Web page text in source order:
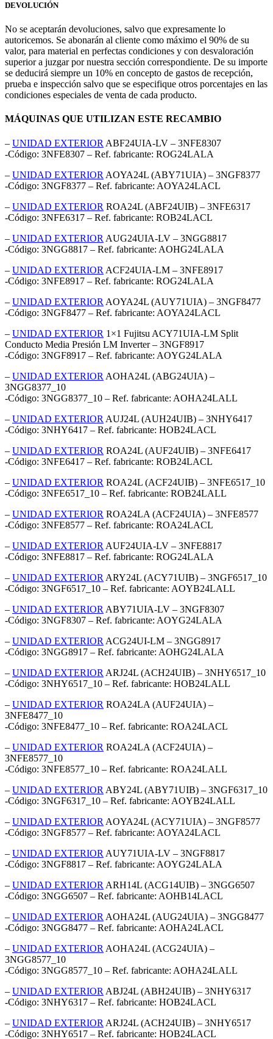
DEVOLUCIÓN
No se aceptarán devoluciones, salvo que expresamente lo
autoricemos. Se abonarán al cliente como máximo el 90% de su
valor, para material en perfectas condiciones y con desvaloración
superior a juzgar por nuestra sección correspondiente. De su importe
se deducirá siempre un 10% en concepto de gastos de recepción,
prueba e inspección salvo que se especifique otros porcentajes en las
condiciones especiales de venta de cada producto.
MÁQUINAS QUE UTILIZAN ESTE RECAMBIO
– UNIDAD EXTERIOR ABF24UIA-LV – 3NFE8307
-Código: 3NFE8307 – Ref. fabricante: ROG24LALA
– UNIDAD EXTERIOR AOYA24L (ABY71UIA) – 3NGF8377
-Código: 3NGF8377 – Ref. fabricante: AOYA24LACL
– UNIDAD EXTERIOR ROA24L (ABF24UIB) – 3NFE6317
-Código: 3NFE6317 – Ref. fabricante: ROB24LACL
– UNIDAD EXTERIOR AUG24UIA-LV – 3NGG8817
-Código: 3NGG8817 – Ref. fabricante: AOHG24LALA
– UNIDAD EXTERIOR ACF24UIA-LM – 3NFE8917
-Código: 3NFE8917 – Ref. fabricante: ROG24LALA
– UNIDAD EXTERIOR AOYA24L (AUY71UIA) – 3NGF8477
-Código: 3NGF8477 – Ref. fabricante: AOYA24LACL
– UNIDAD EXTERIOR 1×1 Fujitsu ACY71UIA-LM Split
Conducto Media Presión LM Inverter – 3NGF8917
-Código: 3NGF8917 – Ref. fabricante: AOYG24LALA
– UNIDAD EXTERIOR AOHA24L (ABG24UIA) –
3NGG8377_10
-Código: 3NGG8377_10 – Ref. fabricante: AOHA24LALL
– UNIDAD EXTERIOR AUJ24L (AUH24UIB) – 3NHY6417
-Código: 3NHY6417 – Ref. fabricante: HOB24LACL
– UNIDAD EXTERIOR ROA24L (AUF24UIB) – 3NFE6417
-Código: 3NFE6417 – Ref. fabricante: ROB24LACL
– UNIDAD EXTERIOR ROA24L (ACF24UIB) – 3NFE6517_10
-Código: 3NFE6517_10 – Ref. fabricante: ROB24LALL
– UNIDAD EXTERIOR ROA24LA (ACF24UIA) – 3NFE8577
-Código: 3NFE8577 – Ref. fabricante: ROA24LACL
– UNIDAD EXTERIOR AUF24UIA-LV – 3NFE8817
-Código: 3NFE8817 – Ref. fabricante: ROG24LALA
– UNIDAD EXTERIOR ARY24L (ACY71UIB) – 3NGF6517_10
-Código: 3NGF6517_10 – Ref. fabricante: AOYB24LALL
– UNIDAD EXTERIOR ABY71UIA-LV – 3NGF8307
-Código: 3NGF8307 – Ref. fabricante: AOYG24LALA
– UNIDAD EXTERIOR ACG24UI-LM – 3NGG8917
-Código: 3NGG8917 – Ref. fabricante: AOHG24LALA
– UNIDAD EXTERIOR ARJ24L (ACH24UIB) – 3NHY6517_10
-Código: 3NHY6517_10 – Ref. fabricante: HOB24LALL
– UNIDAD EXTERIOR ROA24LA (AUF24UIA) –
3NFE8477_10
-Código: 3NFE8477_10 – Ref. fabricante: ROA24LACL
– UNIDAD EXTERIOR ROA24LA (ACF24UIA) –
3NFE8577_10
-Código: 3NFE8577_10 – Ref. fabricante: ROA24LALL
– UNIDAD EXTERIOR ABY24L (ABY71UIB) – 3NGF6317_10
-Código: 3NGF6317_10 – Ref. fabricante: AOYB24LALL
– UNIDAD EXTERIOR AOYA24L (ACY71UIA) – 3NGF8577
-Código: 3NGF8577 – Ref. fabricante: AOYA24LACL
– UNIDAD EXTERIOR AUY71UIA-LV – 3NGF8817
-Código: 3NGF8817 – Ref. fabricante: AOYG24LALA
– UNIDAD EXTERIOR ARH14L (ACG14UIB) – 3NGG6507
-Código: 3NGG6507 – Ref. fabricante: AOHB14LACL
– UNIDAD EXTERIOR AOHA24L (AUG24UIA) – 3NGG8477
-Código: 3NGG8477 – Ref. fabricante: AOHA24LACL
– UNIDAD EXTERIOR AOHA24L (ACG24UIA) –
3NGG8577_10
-Código: 3NGG8577_10 – Ref. fabricante: AOHA24LALL
– UNIDAD EXTERIOR ABJ24L (ABH24UIB) – 3NHY6317
-Código: 3NHY6317 – Ref. fabricante: HOB24LACL
– UNIDAD EXTERIOR ARJ24L (ACH24UIB) – 3NHY6517
-Código: 3NHY6517 – Ref. fabricante: HOB24LACL